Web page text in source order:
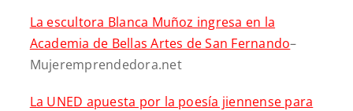
La escultora Blanca Muñoz ingresa en la
Academia de Bellas Artes de San Fernando–
Mujeremprendedora.net
La UNED apuesta por la poesía jiennense para